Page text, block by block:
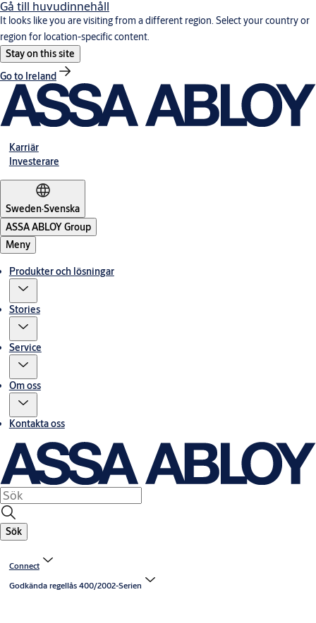
Gå till huvudinnehåll
It looks like you are visiting from a different region. Select your country or
region for location-specific content.
Stay on this site
Go to Ireland
Karriär
Investerare
Sweden·Svenska
ASSA ABLOY Group
Meny
Produkter och lösningar
Stories
Service
Om oss
Kontakta oss
Sök
Connect
Godkända regellås 400/2002-Serien